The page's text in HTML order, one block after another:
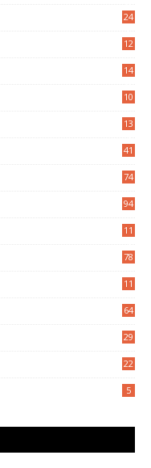
24
12
14
10
13
41
74
94
11
78
11
64
29
22
5